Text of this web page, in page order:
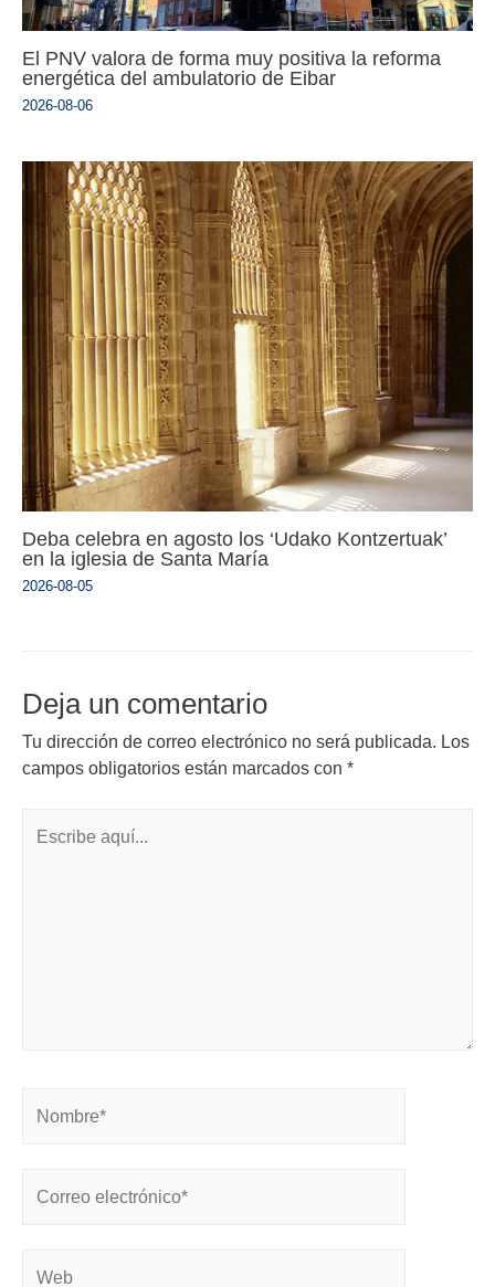
El PNV valora de forma muy positiva la reforma
energética del ambulatorio de Eibar
2026-08-06
Deba celebra en agosto los ‘Udako Kontzertuak’
en la iglesia de Santa María
2026-08-05
Deja un comentario
Tu dirección de correo electrónico no será publicada. Los
campos obligatorios están marcados con *